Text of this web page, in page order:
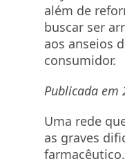
além de
buscar ser
aos anseios
consumidor.
Publicada em
Uma rede
as graves